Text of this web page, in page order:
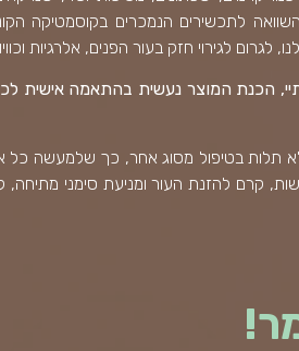
לתכשירים הנמכרים בקוסמטיקה
לגירוי חזק בעור הפנים, אלרגיות
הכנת המוצר נעשית בהתאמה אישית
תלות בטיפול מסוג אחר, כך שלמעשה כל
קרם להזנת העור ומניעת סימני מתיחה,